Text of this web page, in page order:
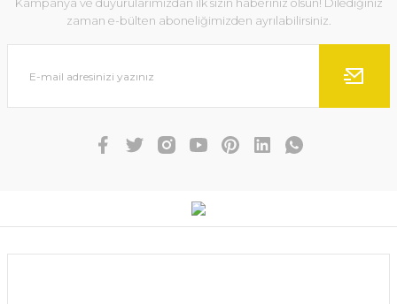
Ürün fiyatı diğer sitelerden daha pahalı.
Bu ürüne benzer farklı alternatifler olmalı.
Gönder
1.834,00 TL
Kampanya ve duyurularımızdan ilk sizin haberiniz olsun! Dilediğiniz
zaman e-bülten aboneliğimizden ayrılabilirsiniz.